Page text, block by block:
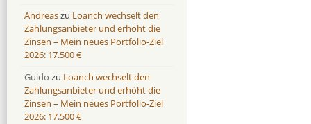
Andreaszu Loanch wechselt den
Zahlungsanbieter und erhöht die
Zinsen – Mein neues Portfolio-Ziel
2026: 17.500 €
Guido zu Loanch wechselt den
Zahlungsanbieter und erhöht die
Zinsen – Mein neues Portfolio-Ziel
2026: 17.500 €